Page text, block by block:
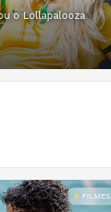
o Lollapalooza
FILMES